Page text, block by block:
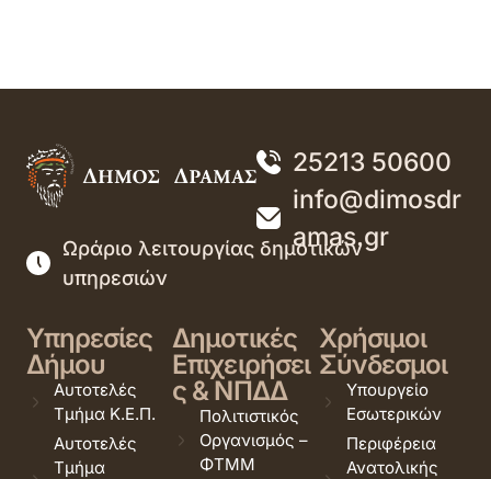
25213 50600
info@dimosdr
amas.gr
Ωράριο λειτουργίας δημοτικών
υπηρεσιών
Υπηρεσίες
Δήμου
Αυτοτελές
Τμήμα Κ.Ε.Π.
Αυτοτελές
Τμήμα
Δημοτικές
Επιχειρήσει
ς & ΝΠΔΔ
Πολιτιστικός
Οργανισμός –
ΦΤΜΜ
Χρήσιμοι
Σύνδεσμοι
Υπουργείο
Εσωτερικών
Περιφέρεια
Ανατολικής